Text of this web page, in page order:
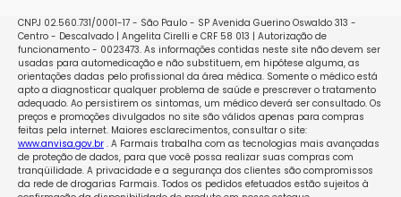
CNPJ 02.560.731/0001-17 - São Paulo - SP Avenida Guerino Oswaldo 313 -
Centro - Descalvado | Angelita Cirelli e CRF 58 013 | Autorização de
funcionamento - 0023473. As informações contidas neste site não devem ser
usadas para automedicação e não substituem, em hipótese alguma, as
orientações dadas pelo profissional da área médica. Somente o médico está
apto a diagnosticar qualquer problema de saúde e prescrever o tratamento
adequado. Ao persistirem os sintomas, um médico deverá ser consultado. Os
preços e promoções divulgados no site são válidos apenas para compras
feitas pela internet. Maiores esclarecimentos, consultar o site:
www.anvisa.gov.br. A Farmais trabalha com as tecnologias mais avançadas
de proteção de dados, para que você possa realizar suas compras com
tranqüilidade. A privacidade e a segurança dos clientes são compromissos
da rede de drogarias Farmais. Todos os pedidos efetuados estão sujeitos à